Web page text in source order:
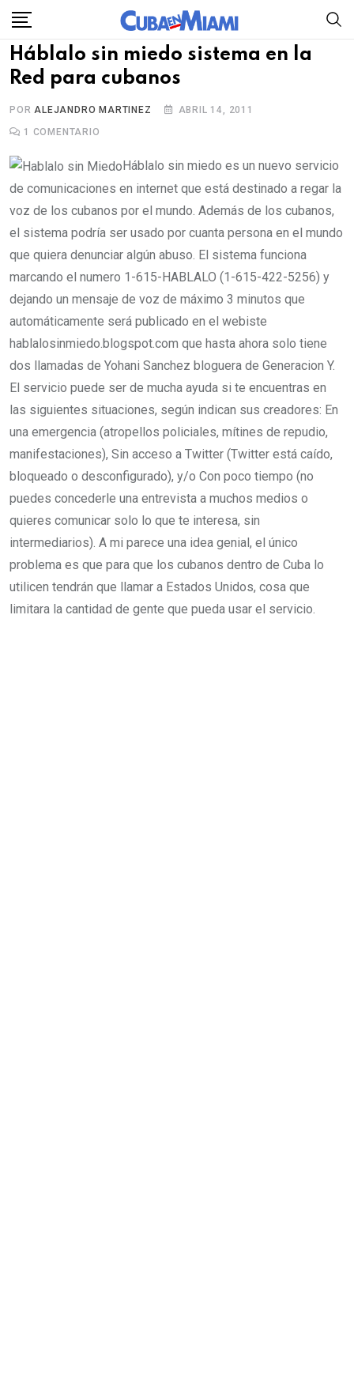
Skip
content
Háblalo sin miedo sistema en la
Red para cubanos
PORALEJANDRO MARTINEZ
ABRIL 14, 2011
1
COMENTARIO
Háblalo sin miedo es un nuevo servicio
de comunicaciones en internet que está destinado a regar la
voz de los cubanos por el mundo. Además de los cubanos,
el sistema podría ser usado por cuanta persona en el mundo
que quiera denunciar algún abuso. El sistema funciona
marcando el numero 1-615-HABLALO (1-615-422-5256) y
dejando un mensaje de voz de máximo 3 minutos que
automáticamente será publicado en el webiste
hablalosinmiedo.blogspot.com que hasta ahora solo tiene
dos llamadas de Yohani Sanchez bloguera de Generacion Y.
El servicio puede ser de mucha ayuda si te encuentras en
las siguientes situaciones, según indican sus creadores: En
una emergencia (atropellos policiales, mítines de repudio,
manifestaciones), Sin acceso a Twitter (Twitter está caído,
bloqueado o desconfigurado), y/o Con poco tiempo (no
puedes concederle una entrevista a muchos medios o
quieres comunicar solo lo que te interesa, sin
intermediarios). A mi parece una idea genial, el único
problema es que para que los cubanos dentro de Cuba lo
utilicen tendrán que llamar a Estados Unidos, cosa que
limitara la cantidad de gente que pueda usar el servicio.